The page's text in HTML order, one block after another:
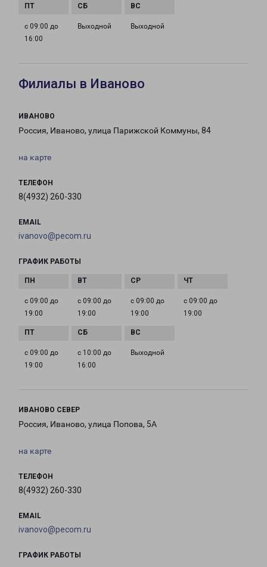
с 09:00 до
16:00
Выходной Выходной
Филиалы в Иваново
ИВАНОВО
Россия, Иваново, улица Парижской Коммуны, 84
на карте
ТЕЛЕФОН
8(4932) 260-330
EMAIL
ivanovo@pecom.ru
ГРАФИК РАБОТЫ
с 09:00 до
19:00
с 09:00 до
19:00
с 09:00 до
19:00
с 09:00 до
19:00
с 09:00 до
19:00
с 10:00 до
16:00
Выходной
ИВАНОВО СЕВЕР
Россия, Иваново, улица Попова, 5А
на карте
ТЕЛЕФОН
8(4932) 260-330
EMAIL
ivanovo@pecom.ru
ГРАФИК РАБОТЫ